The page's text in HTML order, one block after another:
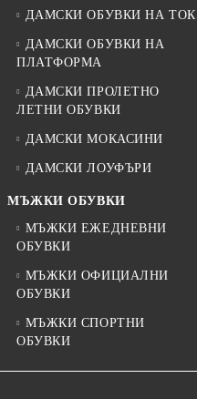
ДАМСКИ ОБУВКИ НА ТОК
ДАМСКИ ОБУВКИ НА
ПЛАТФОРМА
ДАМСКИ ПРОЛЕТНО
ЛЕТНИ ОБУВКИ
ДАМСКИ МОКАСИНИ
ДАМСКИ ЛОУФЪРИ
МЪЖКИ ОБУВКИ
МЪЖКИ ЕЖЕДНЕВНИ
ОБУВКИ
МЪЖКИ ОФИЦИАЛНИ
ОБУВКИ
МЪЖКИ СПОРТНИ
ОБУВКИ